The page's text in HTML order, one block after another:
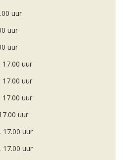
uur
uur
uur
uur
uur
uur
uur
17.00 uur
17.00 uur